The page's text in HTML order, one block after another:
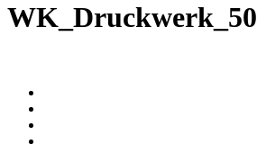
WK_Druckwerk_50